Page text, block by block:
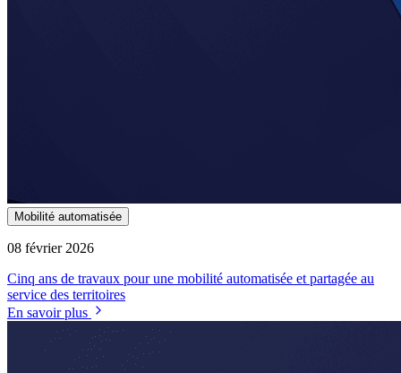
Mobilité automatisée
08 février 2026
Cinq ans de travaux pour une mobilité automatisée et partagée au
service des territoires
En savoir plus